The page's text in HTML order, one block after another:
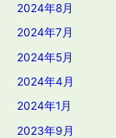
2024年8月
2024年7月
2024年5月
2024年4月
2024年1月
2023年9月